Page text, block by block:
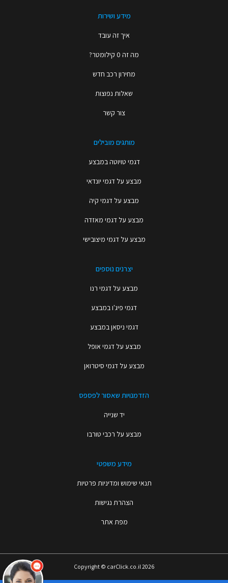
מידע ושירות
איך זה עובד
מה זה 0 קילומטר?
מחירון רכב חדש
שאלות נפוצות
צור קשר
מותגים מובילים
דגמי טויוטה במבצע
מבצע על דגמי יונדאי
מבצע על דגמי קיה
מבצע על דגמי מאזדה
מבצע על דגמי מיצובישי
יצרנים נוספים
מבצע על דגמי רנו
דגמי פיג'ו במבצע
דגמי ניסאן במבצע
מבצע על דגמי אופל
מבצע על דגמי סיטרואן
הזדמנויות שאסור לפספס
יד שנייה
מבצע על רכבי טורבו
מידע משפטי
תנאי שימוש ומדיניות פרטיות
הצהרת נגישות
מפת אתר
Copyright © carClick.co.il 2026